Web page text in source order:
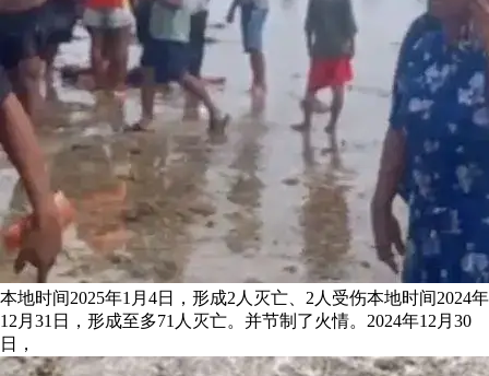
本地时间2025年1月4日，形成2人灭亡、2人受伤本地时间2024年
12月31日，形成至多71人灭亡。并节制了火情。2024年12月30
日，